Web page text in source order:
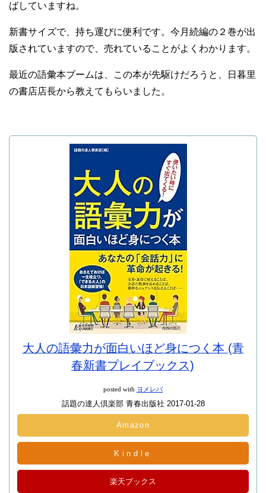
ばしていますね。
新書サイズで、持ち運びに便利です。今月続編の２巻が出
版されていますので、売れていることがよくわかります。
最近の語彙本ブームは、この本が先駆けだろうと、日暮里
の書店店長から教えてもらいました。
大人の語彙力が面白いほど身につく本 (青
春新書プレイブックス)
posted with ヨメレバ
話題の達人倶楽部 青春出版社 2017-01-28
Amazon
Kindle
楽天ブックス